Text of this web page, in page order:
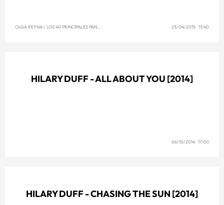
OLGA REYNA/ LOS 40 PRINCIPALES PANAMÁ 23/04/2015 13:40
HILARY DUFF - ALL ABOUT YOU [2014]
06/10/2014 17:00
HILARY DUFF - CHASING THE SUN [2014]